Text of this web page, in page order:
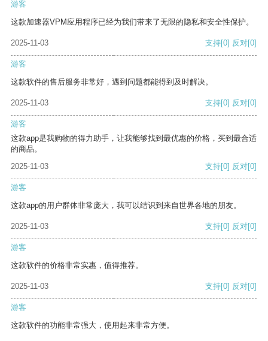
游客
这款加速器VPM应用程序已经为我们带来了无限的隐私和安全性保护。
2025-11-03 支持[0] 反对[0]
游客
这款软件的售后服务非常好，遇到问题都能得到及时解决。
2025-11-03 支持[0] 反对[0]
游客
这款app是我购物的得力助手，让我能够找到最优惠的价格，买到最合适
的商品。
2025-11-03
支持[0] 反对[0]
游客
这款app的用户群体非常庞大，我可以结识到来自世界各地的朋友。
2025-11-03 支持[0] 反对[0]
游客
这款软件的价格非常实惠，值得推荐。
2025-11-03 支持[0] 反对[0]
游客
这款软件的功能非常强大，使用起来非常方便。